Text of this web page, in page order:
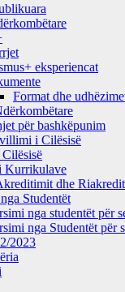
eksperiencat
Format dhe
për bashkëpunim
i Cilësisë
Kurrikulave
dhe
Studentët
nga studentët për
nga Studentët për
2023